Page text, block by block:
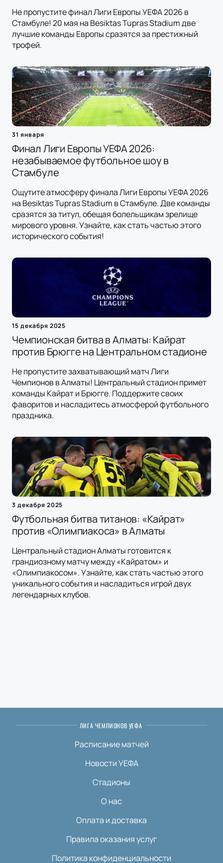
Не пропустите финал Лиги Европы УЕФА 2026 в
Стамбуле! 20 мая на Besiktas Tupras Stadium две
лучшие команды Европы сразятся за престижный
трофей.
31 января
Финал Лиги Европы УЕФА 2026:
незабываемое футбольное шоу в
Стамбуле
Ощутите атмосферу финала Лиги Европы УЕФА 2026
на Besiktas Tupras Stadium в Стамбуле. Две команды
сразятся за титул, обещая болельщикам зрелище
мирового уровня. Узнайте, как стать частью этого
исторического события!
15 декабря 2025
Чемпионская битва в Алматы: Кайрат
против Брюгге на Центральном стадионе
Не пропустите захватывающий матч Лиги
Чемпионов в Алматы! Центральный стадион примет
команды Кайрат и Брюгге. Поддержите своих
фаворитов и насладитесь атмосферой футбольного
праздника.
3 декабря 2025
Футбольная битва титанов: «Кайрат»
против «Олимпиакоса» в Алматы
Центральный стадион Алматы готовится к
грандиозному матчу между «Кайратом» и
«Олимпиакосом». Узнайте, как стать частью этого
уникального события и насладиться игрой двух
легендарных клубов.
ЛИГА ЧЕМПИОНОВ УЕФА
Расписание матчей
Новости УЕФА
Стадионы
О нас
Оплата и доставка
Правила оказания услуг
Политика конфиденциальности